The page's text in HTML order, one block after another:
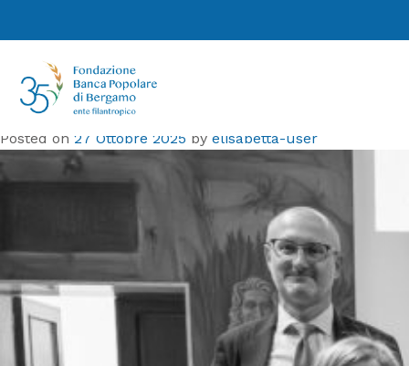
dell’ultimo incontro della Rassegna
‘Comunità in dialogo’
Posted on 27 Ottobre 2025 by elisabetta-user